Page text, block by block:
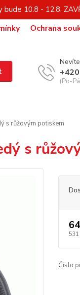
bude 10.8 - 12.8.
Ochrana
(Po-
s růžovým potiskem
s
531
Číslo